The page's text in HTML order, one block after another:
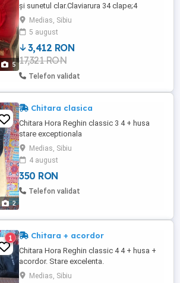
5
și sunetul clar.Claviarura 34 clape;4
registre argintii; 60 bași. Culoarea este
roșu sidefcu accente negre.
Medias, Sibiu
5 august
3,412 RON
17,321 RON
Telefon validat
2
Chitara clasica
Chitara Hora Reghin classic 3 4 + husa
stare exceptionala
Medias, Sibiu
4 august
350 RON
Telefon validat
1 Chitara + acordor
Chitara Hora Reghin classic 4 4 + husa +
acordor. Stare excelenta.
Medias, Sibiu